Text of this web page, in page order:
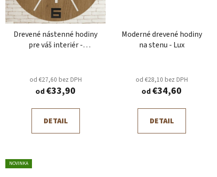
Drevené nástenné hodiny
pre váš interiér -
od €27,60 bez DPH
od€33,90
DETAIL
Moderné drevené hodiny
na stenu - Lux
od €28,10 bez DPH
od€34,60
DETAIL
NOVINKA